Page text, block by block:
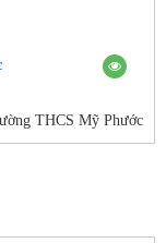
THCS Mỹ Phước